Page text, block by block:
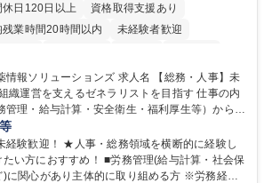
休日120日以上
資格取得支援あり
残業時間20時間以内
未経験者歓迎
制 交通費支給 土日祝休み 寮・社宅あり
ションズ 求人名 【総務・人事】未
営を支えるゼネラリストを目指す 仕事の内
管理・給与計算・安全衛生・福利厚生等）からお
務・採用・教育業務へ守備範囲を広げ、組織運
期業務：労働時間管理、給与
厚生管理、安全衛生、健康経営推進等をお任せ
休職者管理など、幅広く経験を積んでいただき
験歓迎！ ★人事・総務領域を横断的に経験し
！ ■労務管理(給与計算・社会保
)に関心があり主体的に取り組める方 ※労務経験